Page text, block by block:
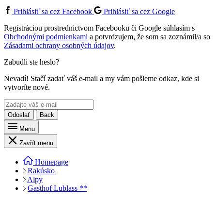
Prihlásiť sa cez Facebook
Prihlásiť sa cez Google
Registráciou prostredníctvom Facebooku či Google súhlasím s
Obchodnými podmienkami a potvrdzujem, že som sa zoznámil/a so
Zásadami ochrany osobných údajov.
Zabudli ste heslo?
Nevadí! Stačí zadať váš e-mail a my vám pošleme odkaz, kde si
vytvoríte nové.
Odoslať
Back
Menu
Zavřít menu
Homepage
Rakúsko
Alpy
Gasthof Lublass **